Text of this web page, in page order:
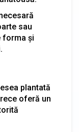
sau
forma și
plantată
oferă un